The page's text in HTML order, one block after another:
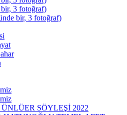
3 fotoğraf)
bir, 3 fotoğraf)
SÖYLEŞİ 2022